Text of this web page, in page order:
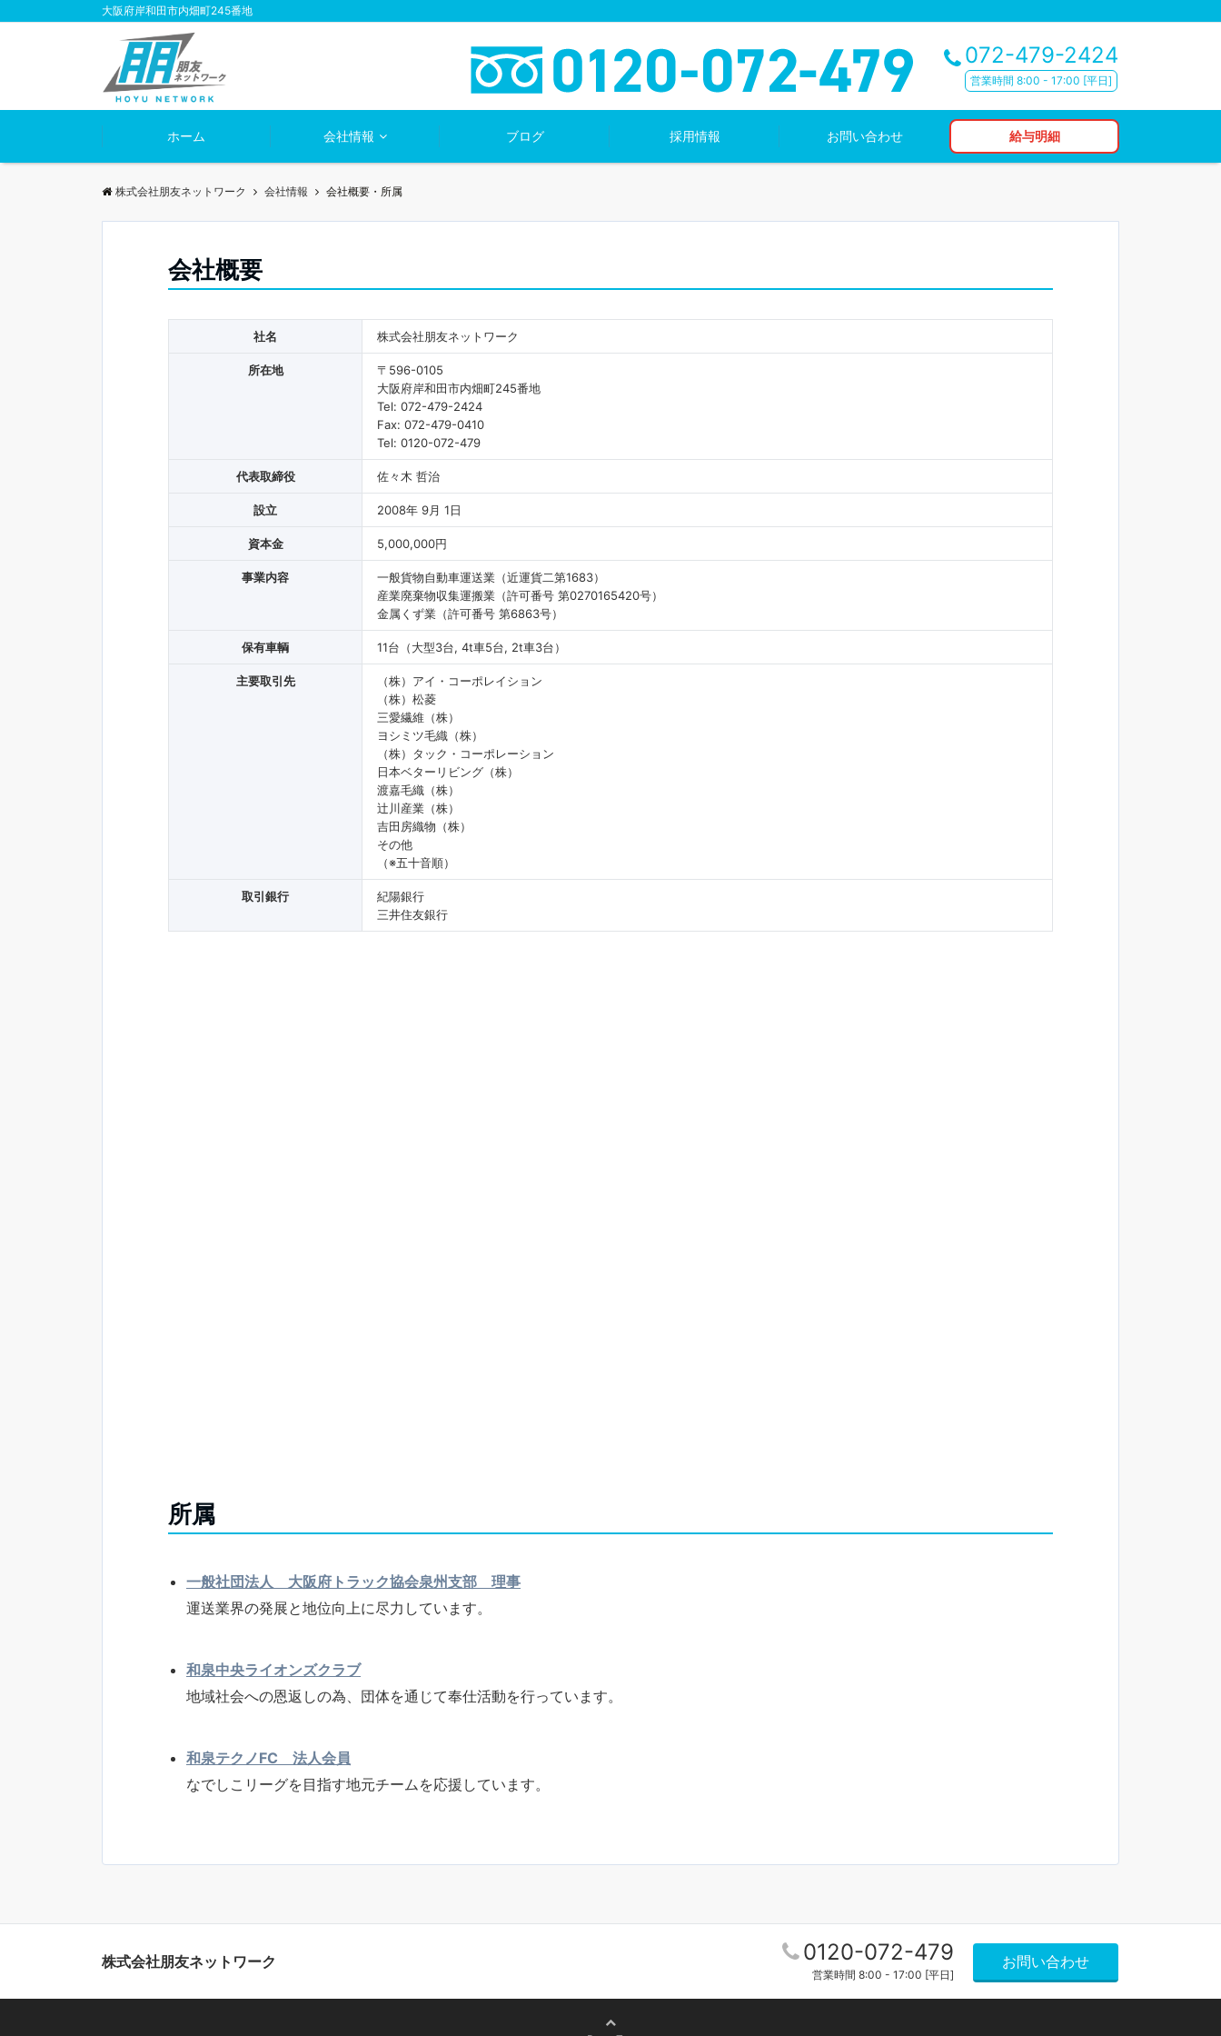
大阪府岸和田市内畑町245番地
072-479-2424
営業時間 8:00 - 17:00 [平日]
ホーム 会社情報 ブログ 採用情報 お問い合わせ 給与明細
株式会社朋友ネットワーク 会社情報 会社概要・所属
会社概要
社名 株式会社朋友ネットワーク
所在地
〒596-0105
大阪府岸和田市内畑町245番地
Tel: 072-479-2424
Fax: 072-479-0410
Tel: 0120-072-479
代表取締役 佐々木 哲治
設立 2008年 9月 1日
資本金 5,000,000円
事業内容
一般貨物自動車運送業（近運貨二第1683）
産業廃棄物収集運搬業（許可番号 第0270165420号）
金属くず業（許可番号 第6863号）
保有車輌 11台（大型3台, 4t車5台, 2t車3台）
主要取引先
（株）アイ・コーポレイション
（株）松菱
三愛繊維（株）
ヨシミツ毛織（株）
（株）タック・コーポレーション
日本ベターリビング（株）
渡嘉毛織（株）
辻川産業（株）
吉田房織物（株）
その他
（※五十音順）
取引銀行
紀陽銀行
三井住友銀行
所属
一般社団法人 大阪府トラック協会泉州支部 理事
運送業界の発展と地位向上に尽力しています。
和泉中央ライオンズクラブ
地域社会への恩返しの為、団体を通じて奉仕活動を行っています。
和泉テクノFC 法人会員
なでしこリーグを目指す地元チームを応援しています。
株式会社朋友ネットワーク 0120-072-479
営業時間 8:00 - 17:00 [平日]
お問い合わせ